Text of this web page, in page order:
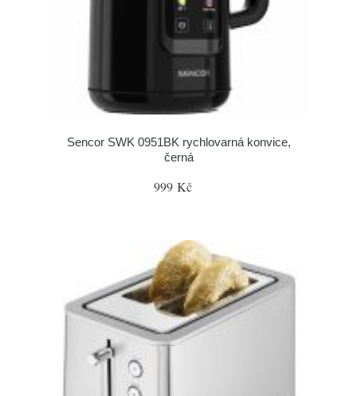
Sencor SWK 0951BK rychlovarná konvice,
černá
999 Kč